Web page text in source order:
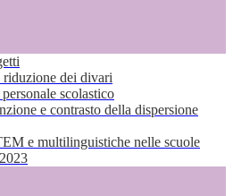
dei divari
scolastico
e contrasto della dispersione
e multilinguistiche nelle scuole